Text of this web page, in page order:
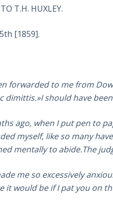
T.H. HUXLEY.
[1859].
forwarded to me from
dimittis.»I should have
ago, when I put pen to
myself, like so many
mentally to abide.The
me so excessively
it would be if I pat you on